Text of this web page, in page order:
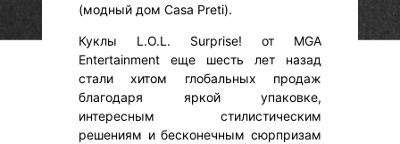
(модный дом Casa Preti).
Куклы L.O.L. Surprise! от MGA
Entertainment еще шесть лет назад
стали хитом глобальных продаж
благодаря яркой упаковке,
интересным стилистическим
решениям и бесконечным сюрпризам